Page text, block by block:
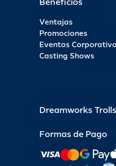
Ventajas
Promociones
Eventos
Casting Shows
Dreamworks
Formas de Pago